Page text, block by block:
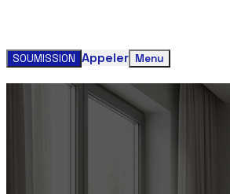
SOUMISSION Appeler Menu